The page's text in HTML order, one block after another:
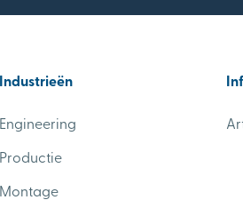
Industrieën
Engineering
Productie
Montage